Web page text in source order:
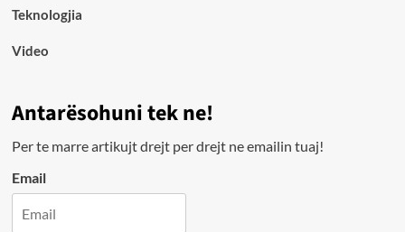
Teknologjia
Video
Antarësohuni tek ne!
Per te marre artikujt drejt per drejt ne emailin tuaj!
Email